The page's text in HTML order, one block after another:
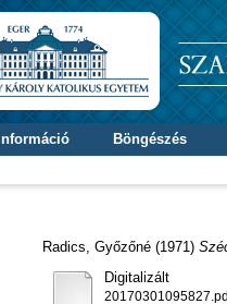
Információ
Böngészés
Radics, Győzőné (1971)
Digitalizált